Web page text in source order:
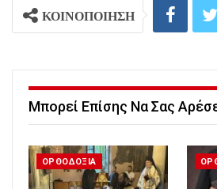
ΚΟΙΝΟΠΟΙΗΣΗ
Μπορεί Επίσης Να Σας
ΟΡΘΟΔΟΞΙΑ